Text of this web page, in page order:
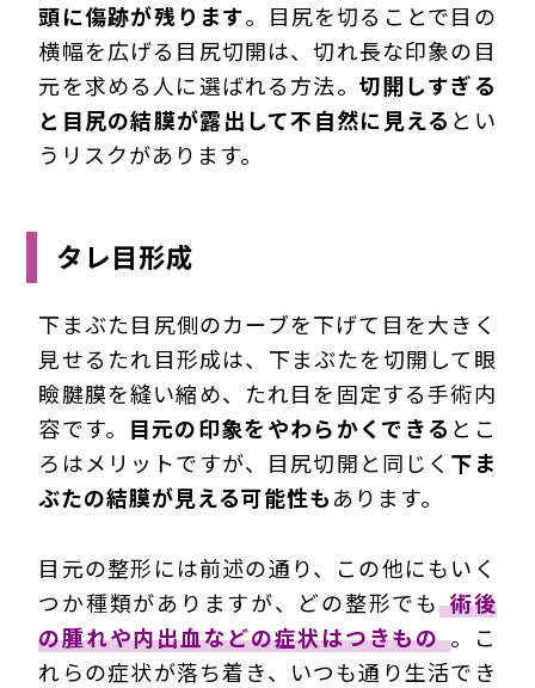
頭に傷跡が残ります。目尻を切ることで目の
横幅を広げる目尻切開は、切れ長な印象の目
元を求める人に選ばれる方法。 切開しすぎる
と目尻の結膜が露出して不自然に見える とい
うリスクがあります。
タレ目形成
下まぶた目尻側のカーブを下げて目を大きく
見せるたれ目形成は、下まぶたを切開して眼
瞼腱膜を縫い縮め、たれ目を固定する手術内
容です。 目元の印象をやわらかくできる とこ
ろはメリットですが、目尻切開と同じく 下ま
ぶたの結膜が見える可能性もあります。
目元の整形には前述の通り、この他にもいく
つか種類がありますが、どの整形でも 術後
の腫れや内出血などの症状はつきもの 。こ
れらの症状が落ち着き、いつも通り生活でき